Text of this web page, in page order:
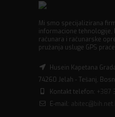
Mi smo specijalizirana
informacione tehnologije,
računara i računarske
pružanja usluge GPS
Husein Kapetana
74260 Jelah - Tešanj,
Kontakt telefon: +387
E-mail: